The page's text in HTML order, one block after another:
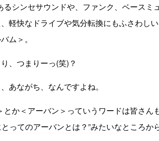
シンセサウンドや、ファンク、ベースミ
軽快なドライブや気分転換にもふさわし
ム＞。
つまりーっ(笑)？
がち、なんですよね。
か＜アーバン＞っていうワードは皆さん
ってのアーバンとは？”みたいなところか